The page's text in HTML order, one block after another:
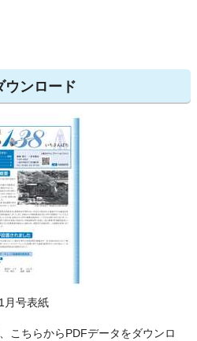
ウンロード
月号表紙
こちらからPDFデータをダウンロ